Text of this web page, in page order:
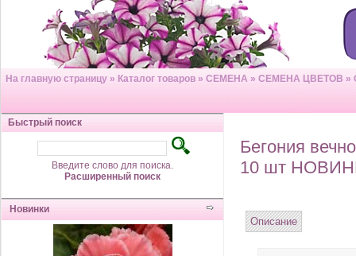
На главную страницу » Каталог товаров » СЕМЕНА » СЕМЕНА ЦВЕТОВ »
Быстрый поиск
Введите слово для поиска.
Расширенный поиск
Новинки
Бегония
10 шт
Описание